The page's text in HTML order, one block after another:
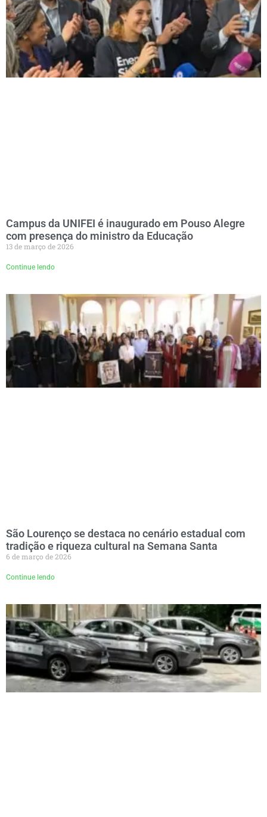
Campus da UNIFEI é inaugurado em Pouso Alegre
com presença do ministro da Educação
13 de março de 2026
Continue lendo
São Lourenço se destaca no cenário estadual com
tradição e riqueza cultural na Semana Santa
6 de março de 2026
Continue lendo